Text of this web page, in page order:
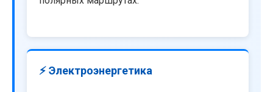
⚡ Электроэнергетика